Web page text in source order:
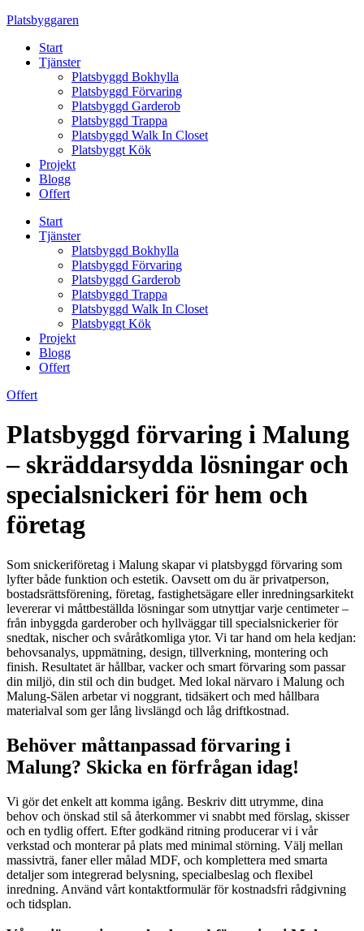
Skip
content
Platsbyggaren
Start
Tjänster
Platsbyggd Bokhylla
Platsbyggd Förvaring
Platsbyggd Garderob
Platsbyggd Trappa
Platsbyggd Walk In Closet
Platsbyggt Kök
Projekt
Blogg
Offert
Start
Tjänster
Platsbyggd Bokhylla
Platsbyggd Förvaring
Platsbyggd Garderob
Platsbyggd Trappa
Platsbyggd Walk In Closet
Platsbyggt Kök
Projekt
Blogg
Offert
Offert
Platsbyggd förvaring i Malung
– skräddarsydda lösningar och
specialsnickeri för hem och
företag
Som snickeriföretag i Malung skapar vi platsbyggd förvaring som
lyfter både funktion och estetik. Oavsett om du är privatperson,
bostadsrättsförening, företag, fastighetsägare eller inredningsarkitekt
levererar vi måttbeställda lösningar som utnyttjar varje centimeter –
från inbyggda garderober och hyllväggar till specialsnickerier för
snedtak, nischer och svåråtkomliga ytor. Vi tar hand om hela kedjan:
behovsanalys, uppmätning, design, tillverkning, montering och
finish. Resultatet är hållbar, vacker och smart förvaring som passar
din miljö, din stil och din budget. Med lokal närvaro i Malung och
Malung-Sälen arbetar vi noggrant, tidsäkert och med hållbara
materialval som ger lång livslängd och låg driftkostnad.
Behöver måttanpassad förvaring i
Malung? Skicka en förfrågan idag!
Vi gör det enkelt att komma igång. Beskriv ditt utrymme, dina
behov och önskad stil så återkommer vi snabbt med förslag, skisser
och en tydlig offert. Efter godkänd ritning producerar vi i vår
verkstad och monterar på plats med minimal störning. Välj mellan
massivträ, faner eller målad MDF, och komplettera med smarta
detaljer som integrerad belysning, specialbeslag och flexibel
inredning. Använd vårt kontaktformulär för kostnadsfri rådgivning
och tidsplan.